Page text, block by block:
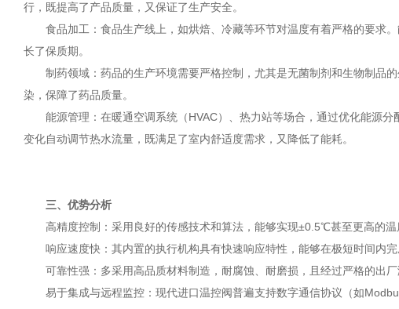
行，既提高了产品质量，又保证了生产安全。
食品加工：食品生产线上，如烘焙、冷藏等环节对温度有着严格的要求
长了保质期。
制药领域：药品的生产环境需要严格控制，尤其是无菌制剂和生物制品
染，保障了药品质量。
能源管理：在暖通空调系统（HVAC）、热力站等场合，通过优化能源分
变化自动调节热水流量，既满足了室内舒适度需求，又降低了能耗。
三、优势分析
高精度控制：采用良好的传感技术和算法，能够实现±0.5℃甚至更高的温
响应速度快：其内置的执行机构具有快速响应特性，能够在极短时间内完
可靠性强：多采用高品质材料制造，耐腐蚀、耐磨损，且经过严格的出厂
易于集成与远程监控：现代进口温控阀普遍支持数字通信协议（如